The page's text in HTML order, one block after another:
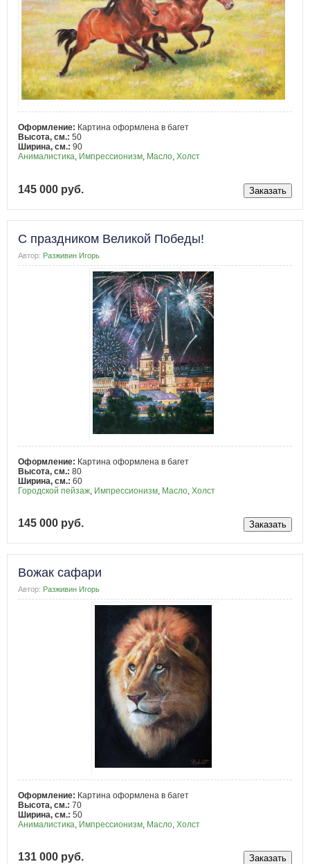
Оформление: Картина оформлена в багет
Высота, см.: 50
Ширина, см.: 90
Анималистика, Импрессионизм, Масло, Холст
145 000 руб.
С праздником Великой Победы!
Автор: Разживин Игорь
Оформление: Картина оформлена в багет
Высота, см.: 80
Ширина, см.: 60
Городской пейзаж Импрессионизм Масло Холст
145 000 руб.
Вожак сафари
Автор: Разживин Игорь
Оформление: Картина оформлена в багет
Высота, см.: 70
Ширина, см.: 50
Анималистика, Импрессионизм, Масло, Холст
131 000 руб.